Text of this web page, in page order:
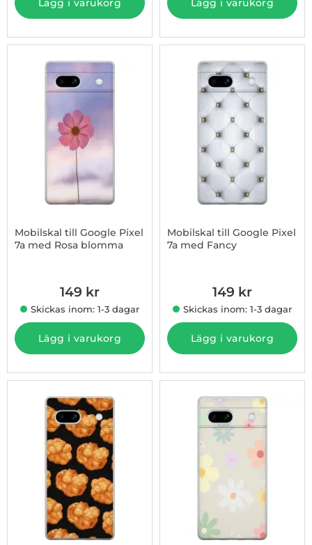
Lägg i varukorg Lägg i varukorg
Mobilskal till Google Pixel
7a med Rosa blomma
149 kr
Skickas inom: 1-3 dagar
Lägg i varukorg
Mobilskal till Google Pixel
7a med Fancy
149 kr
Skickas inom: 1-3 dagar
Lägg i varukorg